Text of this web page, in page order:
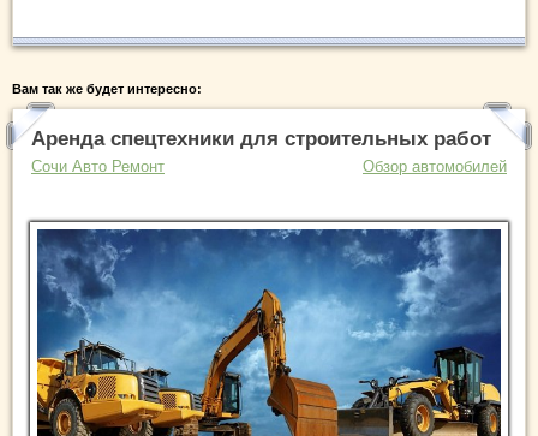
Вам так же будет интересно:
Аренда спецтехники для строительных работ
Сочи Авто Ремонт Обзор автомобилей